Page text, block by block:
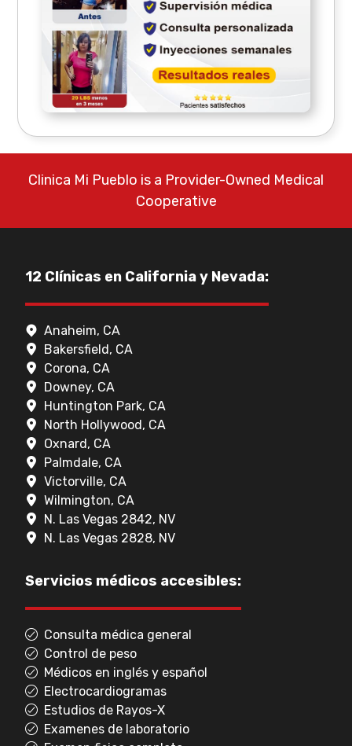
Clinica Mi Pueblo is a Provider-Owned Medical
Cooperative
12 Clínicas en California y Nevada:
Anaheim, CA
Bakersfield, CA
Corona, CA
Downey, CA
Huntington Park, CA
North Hollywood, CA
Oxnard, CA
Palmdale, CA
Victorville, CA
Wilmington, CA
N. Las Vegas 2842, NV
N. Las Vegas 2828, NV
Servicios médicos accesibles:
Consulta médica general
Control de peso
Médicos en inglés y español
Electrocardiogramas
Estudios de Rayos-X
Examenes de laboratorio